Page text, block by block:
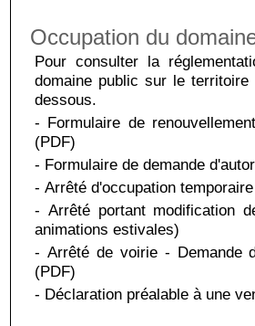
Occupation du
Pour consulter la
domaine public sur le
dessous.
- Formulaire de
(PDF)
- Formulaire de demande
- Arrêté d'occupation
- Arrêté portant modification
animations estivales)
- Arrêté de voirie - Demande
(PDF)
- Déclaration préalable à une